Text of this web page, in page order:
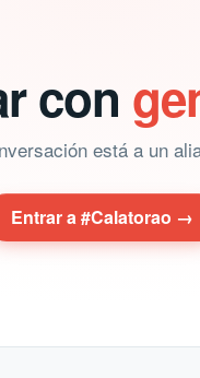
con
está a un
Entrar a #Calatorao →